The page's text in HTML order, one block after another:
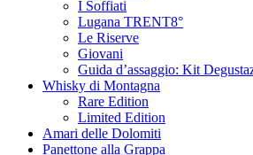
I Soffiati
Lugana TRENT8°
Le Riserve
Giovani
Guida d’assaggio: Kit
Whisky di Montagna
Rare Edition
Limited Edition
Amari delle Dolomiti
Panettone alla Grappa